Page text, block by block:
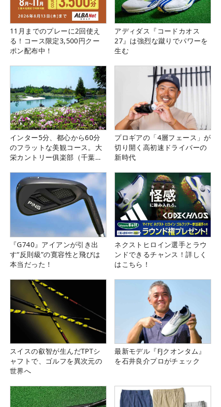
11月までのプレーに2回使え
る！コース限定3,500円クー
ポン配布中！
アディダス『コードカオス
27』は強烈な蹴りでパワーを
生む
インター5分、都心から60分
のフラットな美観コース。大
栄カントリー俱楽部（千葉
プロギアの「4層フェース」が
切り開く高初速ドライバーの
新時代
『G740』アイアンが引き出
す“反則級”の寛容性と飛びは
本当だった！
ネクストヒロイン選手とラウ
ンドできるチャンス！詳しく
はこちら！
スイスの叡智が生んだTPTシ
ャフトで、ゴルフを異次元の
世界へ
最新モデル『FJクオンタム』
を石井良介プロがチェック